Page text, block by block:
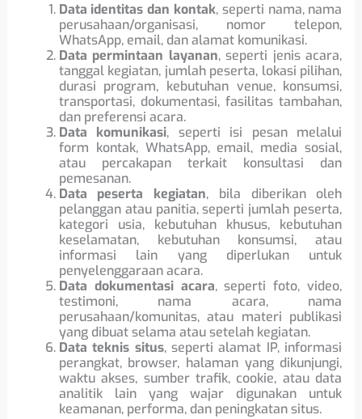
Data identitas dan kontak, seperti nama, nama
perusahaan/organisasi, nomor telepon,
WhatsApp, email, dan alamat komunikasi.
Data permintaan layanan, seperti jenis acara,
tanggal kegiatan, jumlah peserta, lokasi pilihan,
durasi program, kebutuhan venue, konsumsi,
transportasi, dokumentasi, fasilitas tambahan,
dan preferensi acara.
Data komunikasi, seperti isi pesan melalui
form kontak, WhatsApp, email, media sosial,
atau percakapan terkait konsultasi dan
pemesanan.
Data peserta kegiatan, bila diberikan oleh
pelanggan atau panitia, seperti jumlah peserta,
kategori usia, kebutuhan khusus, kebutuhan
keselamatan, kebutuhan konsumsi, atau
informasi lain yang diperlukan untuk
penyelenggaraan acara.
Data dokumentasi acara, seperti foto, video,
testimoni, nama acara, nama
perusahaan/komunitas, atau materi publikasi
yang dibuat selama atau setelah kegiatan.
Data teknis situs, seperti alamat IP, informasi
perangkat, browser, halaman yang dikunjungi,
waktu akses, sumber trafik, cookie, atau data
analitik lain yang wajar digunakan untuk
keamanan, performa, dan peningkatan situs.